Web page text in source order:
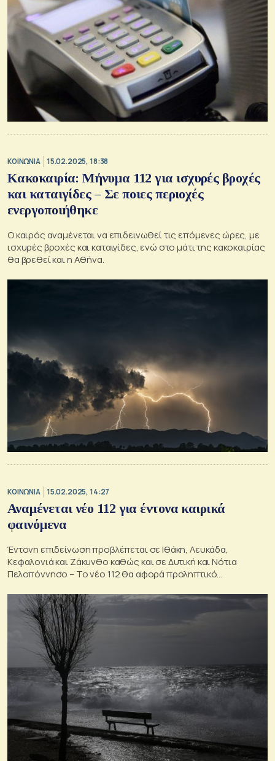
ΚΟΙΝΩΝΙΑ 15.02.2025, 18:38
Κακοκαιρία: Μήνυμα 112 για ισχυρές βροχές
και καταιγίδες – Σε ποιες περιοχές
ενεργοποιήθηκε
Ο καιρός αναμένεται να επιδεινωθεί τις επόμενες ώρες, με
ισχυρές βροχές και καταιγίδες, ενώ στο μάτι της κακοκαιρίας
θα βρεθεί και η Αθήνα.
ΚΟΙΝΩΝΙΑ 15.02.2025, 14:27
Αναμένεται νέο 112 για έντονα καιρικά
φαινόμενα
Έντονη επιδείνωση προβλέπεται σε Ιθάκη, Λευκάδα,
Κεφαλονιά και Ζάκυνθο καθώς και σε Δυτική και Νότια
Πελοπόννησο – Το νέο 112 θα αφορά προληπτικό